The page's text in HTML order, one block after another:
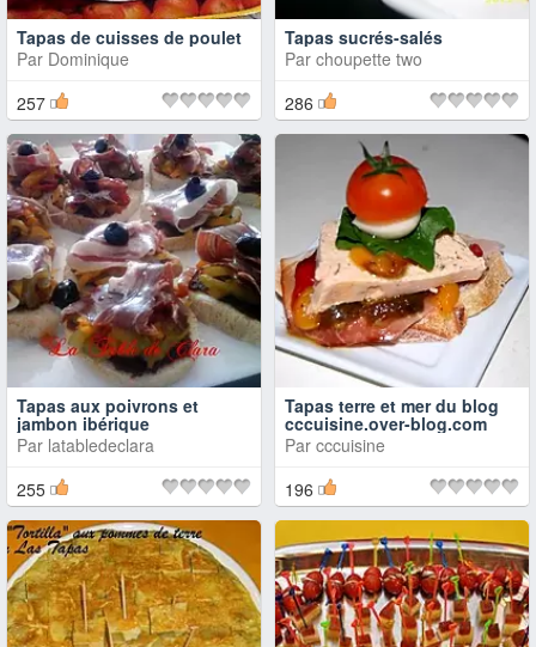
Tapas de cuisses de poulet
Par Dominique
257
Tapas sucrés-salés
Par choupette two
286
Tapas aux poivrons et
jambon ibérique
Par latabledeclara
255
Tapas terre et mer du blog
cccuisine.over-blog.com
Par cccuisine
196